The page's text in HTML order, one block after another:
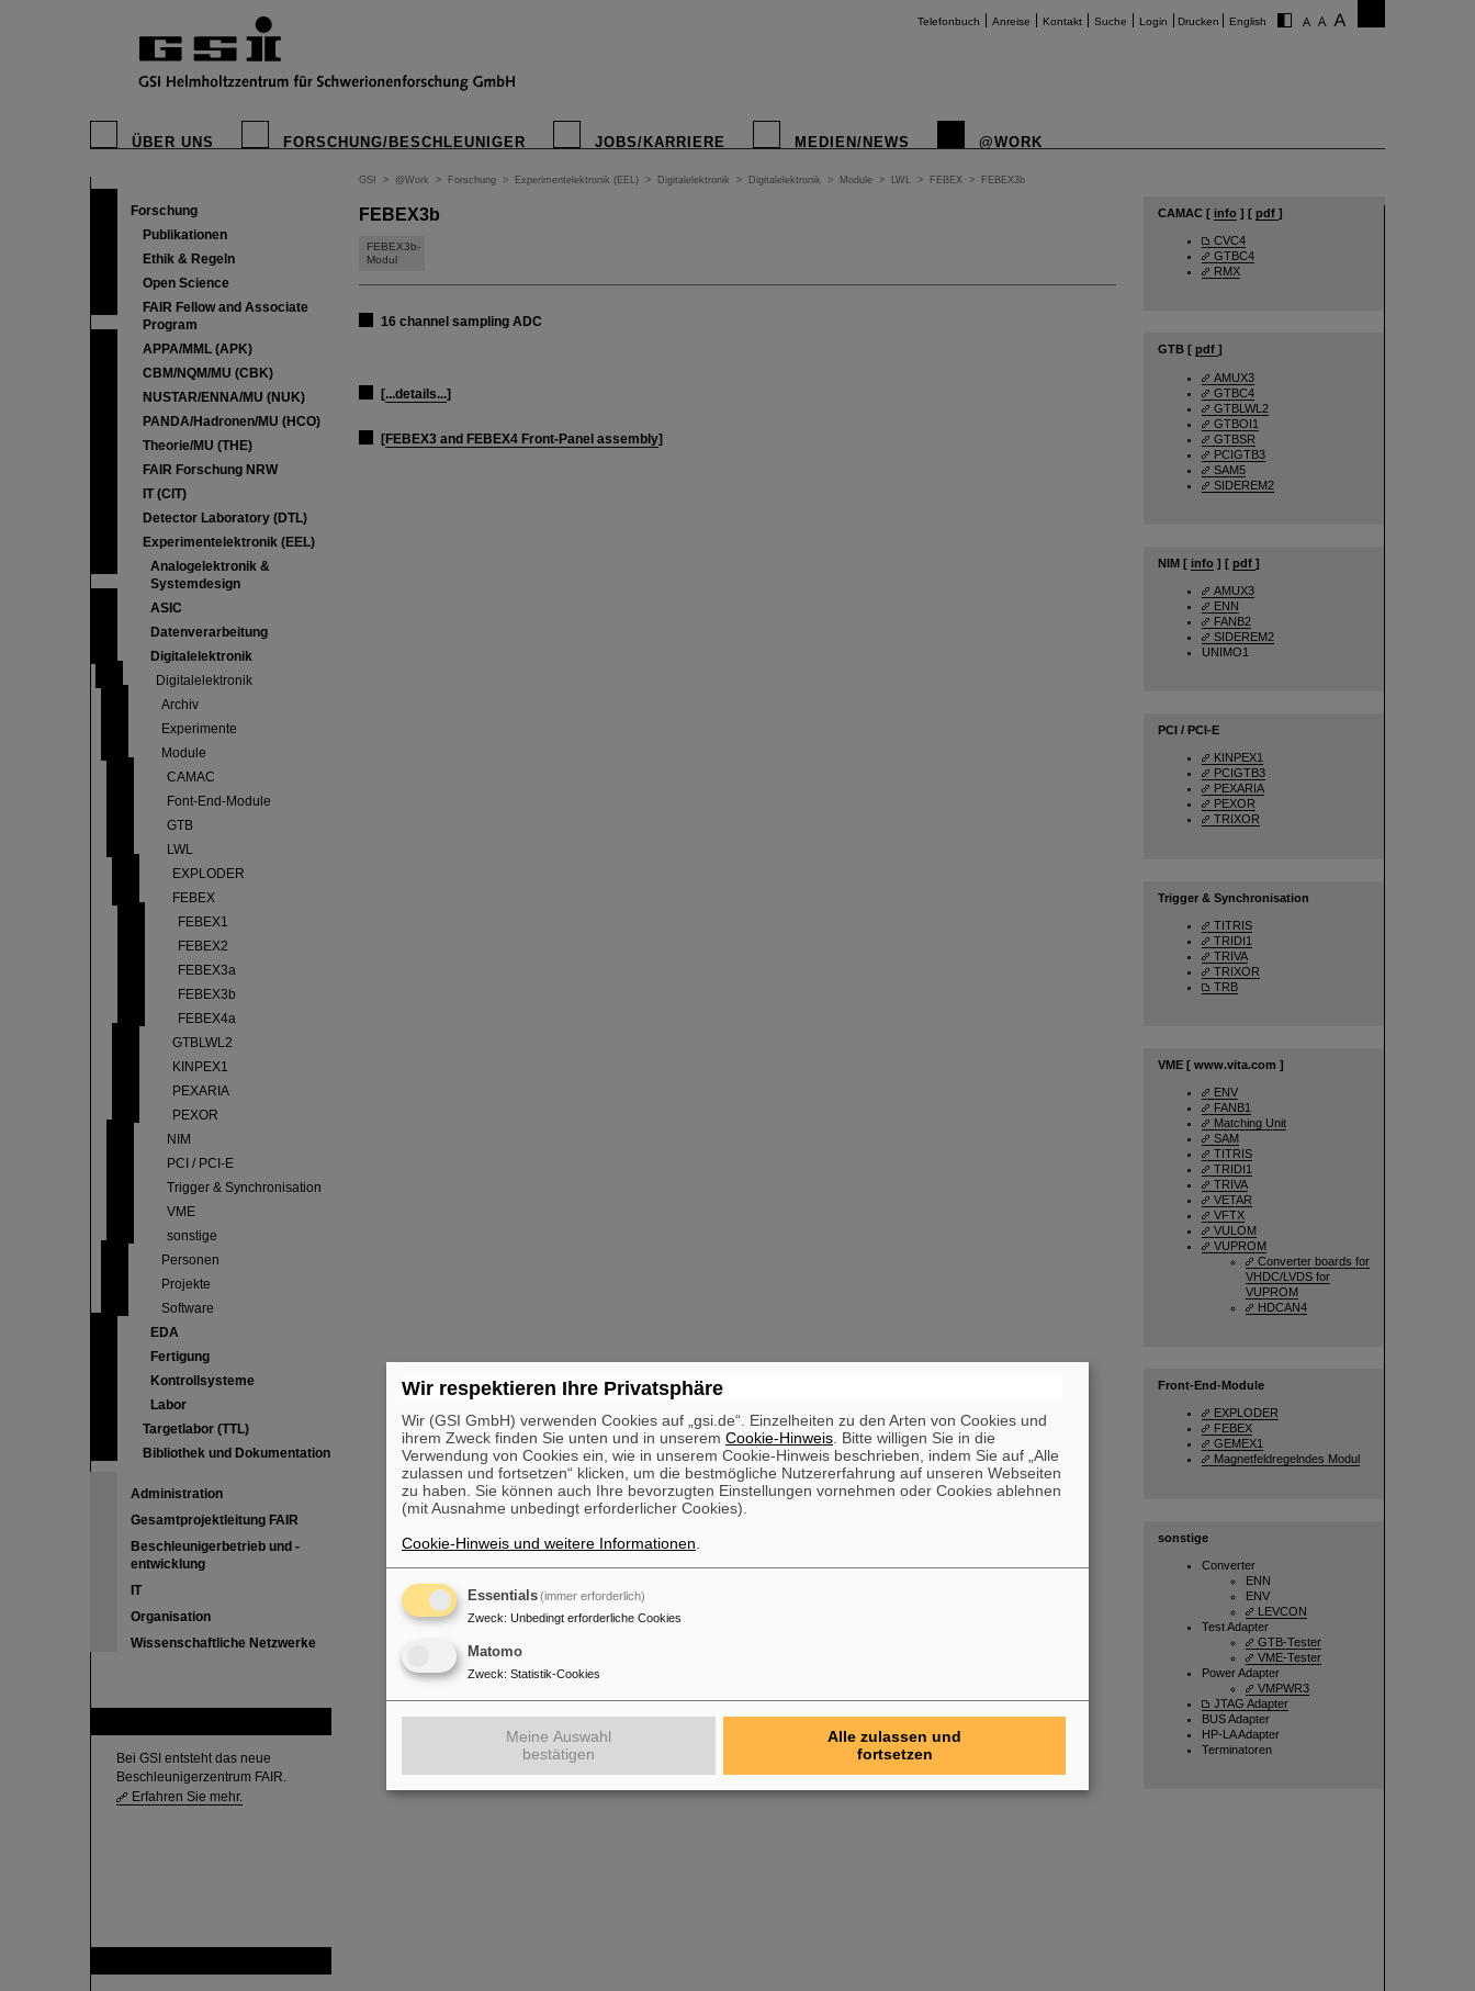
Telefonbuch Anreise Kontakt Suche Login Drucken English
ÜBER UNS FORSCHUNG/BESCHLEUNIGER JOBS/KARRIERE MEDIEN/NEWS @WORK
Forschung
Publikationen
Ethik & Regeln
Open Science
FAIR Fellow and Associate
Program
APPA/MML (APK)
CBM/NQM/MU (CBK)
NUSTAR/ENNA/MU (NUK)
PANDA/Hadronen/MU (HCO)
Theorie/MU (THE)
FAIR Forschung NRW
IT (CIT)
Detector Laboratory (DTL)
Experimentelektronik (EEL)
Analogelektronik &
Systemdesign
ASIC
Datenverarbeitung
Digitalelektronik
Digitalelektronik
Archiv
Experimente
Module
CAMAC
Font-End-Module
GTB
LWL
EXPLODER
FEBEX
FEBEX1
FEBEX2
FEBEX3a
FEBEX3b
FEBEX4a
GTBLWL2
KINPEX1
PEXARIA
PEXOR
NIM
PCI / PCI-E
Trigger & Synchronisation
VME
sonstige
Personen
Projekte
Software
EDA
Fertigung
Kontrollsysteme
Labor
Targetlabor (TTL)
Bibliothek und Dokumentation
Administration
Gesamtprojektleitung FAIR
Beschleunigerbetrieb und -
entwicklung
IT
Organisation
Wissenschaftliche Netzwerke
Bei GSI entsteht das neue
Beschleunigerzentrum FAIR.
Erfahren Sie mehr.
GSI > @Work > Forschung > Experimentelektronik (EEL) > Digitalelektronik > Digitalelektronik > Module > LWL > FEBEX > FEBEX3b
FEBEX3b
FEBEX3b-
Modul
16 channel sampling ADC
[...details...]
[FEBEX3 and FEBEX4 Front-Panel assembly]
CAMAC [ info ] [ pdf ]
CVC4
GTBC4
RMX
GTB [ pdf ]
AMUX3
GTBC4
GTBLWL2
GTBOI1
GTBSR
PCIGTB3
SAM5
SIDEREM2
NIM [ info ] [ pdf ]
AMUX3
ENN
FANB2
SIDEREM2
UNIMO1
PCI / PCI-E
KINPEX1
PCIGTB3
PEXARIA
PEXOR
TRIXOR
Trigger & Synchronisation
TITRIS
TRIDI1
TRIVA
TRIXOR
TRB
VME [ www.vita.com ]
ENV
FANB1
Matching Unit
SAM
TITRIS
TRIDI1
TRIVA
VETAR
VFTX
VULOM
VUPROM
Converter boards for
VHDC/LVDS for
VUPROM
HDCAN4
Front-End-Module
EXPLODER
FEBEX
GEMEX1
Magnetfeldregelndes Modul
sonstige
Converter
ENN
ENV
LEVCON
Test Adapter
GTB-Tester
VME-Tester
Power Adapter
VMPWR3
JTAG Adapter
BUS Adapter
HP-LA Adapter
Terminatoren
Wir respektieren Ihre Privatsphäre
Wir (GSI GmbH) verwenden Cookies auf „gsi.de“. Einzelheiten zu den Arten von Cookies und
ihrem Zweck finden Sie unten und in unserem Cookie-Hinweis . Bitte willigen Sie in die
Verwendung von Cookies ein, wie in unserem Cookie-Hinweis beschrieben, indem Sie auf „Alle
zulassen und fortsetzen“ klicken, um die bestmögliche Nutzererfahrung auf unseren Webseiten
zu haben. Sie können auch Ihre bevorzugten Einstellungen vornehmen oder Cookies ablehnen
(mit Ausnahme unbedingt erforderlicher Cookies).
Cookie-Hinweis und weitere Informationen
Essentials(immer erforderlich)
Zweck: Unbedingt erforderliche Cookies
Matomo
Zweck: Statistik-Cookies
Meine Auswahl
bestätigen
Alle zulassen und
fortsetzen